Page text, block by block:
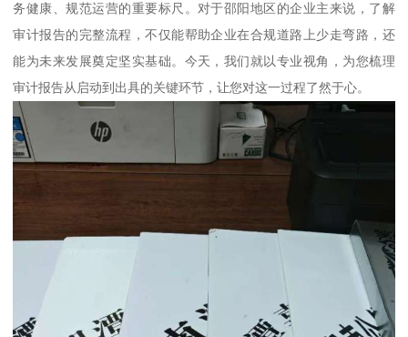
务健康、规范运营的重要标尺。对于邵阳地区的企业主来说，了解
审计报告的完整流程，不仅能帮助企业在合规道路上少走弯路，还
能为未来发展奠定坚实基础。今天，我们就以专业视角，为您梳理
审计报告从启动到出具的关键环节，让您对这一过程了然于心。